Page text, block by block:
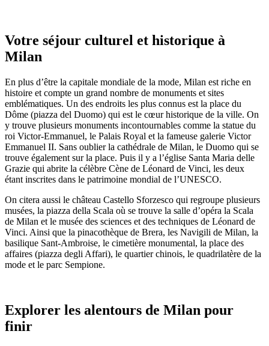
Votre séjour culturel et historique à
Milan
En plus d’être la capitale mondiale de la mode, Milan est riche en
histoire et compte un grand nombre de monuments et sites
emblématiques. Un des endroits les plus connus est la place du
Dôme (piazza del Duomo) qui est le cœur historique de la ville. On
y trouve plusieurs monuments incontournables comme la statue du
roi Victor-Emmanuel, le Palais Royal et la fameuse galerie Victor
Emmanuel II. Sans oublier la cathédrale de Milan, le Duomo qui se
trouve également sur la place. Puis il y a l’église Santa Maria delle
Grazie qui abrite la célèbre Cène de Léonard de Vinci, les deux
étant inscrites dans le patrimoine mondial de l’UNESCO.
On citera aussi le château Castello Sforzesco qui regroupe plusieurs
musées, la piazza della Scala où se trouve la salle d’opéra la Scala
de Milan et le musée des sciences et des techniques de Léonard de
Vinci. Ainsi que la pinacothèque de Brera, les Navigili de Milan, la
basilique Sant-Ambroise, le cimetière monumental, la place des
affaires (piazza degli Affari), le quartier chinois, le quadrilatère de la
mode et le parc Sempione.
Explorer les alentours de Milan pour
finir